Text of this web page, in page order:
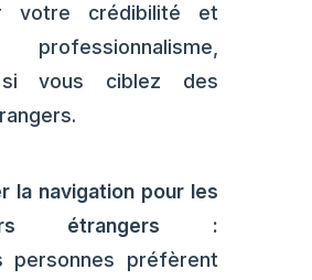
votre crédibilité et
vous ciblez des
la navigation pour les
étrangers :
personnes préfèrent